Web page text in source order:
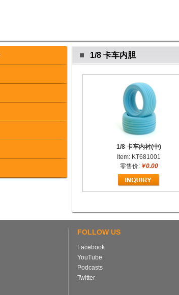
1/8 卡车内胆
1/8 卡车内衬(中)
Item: KT681001
零售价:￥0.00
FOLLOW US
Facebook
YouTube
Podcasts
Twitter